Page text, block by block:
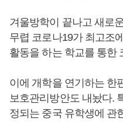
겨울방학이 끝나고 새로
무렵 코로나19가 최고조
활동을 하는 학교를 통한
이에 개학을 연기하는 한
보호관리방안도 내놨다.
정되는 중국 유학생에 관